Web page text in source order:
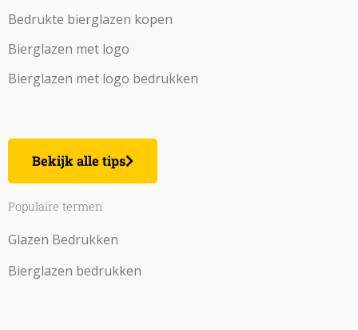
Bedrukte bierglazen kopen
Bierglazen met logo
Bierglazen met logo bedrukken
Bekijk alle tips
Populaire termen
Glazen Bedrukken
Bierglazen bedrukken